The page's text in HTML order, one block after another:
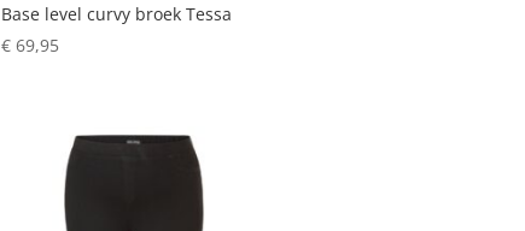
Base level curvy broek Tessa
€69,95